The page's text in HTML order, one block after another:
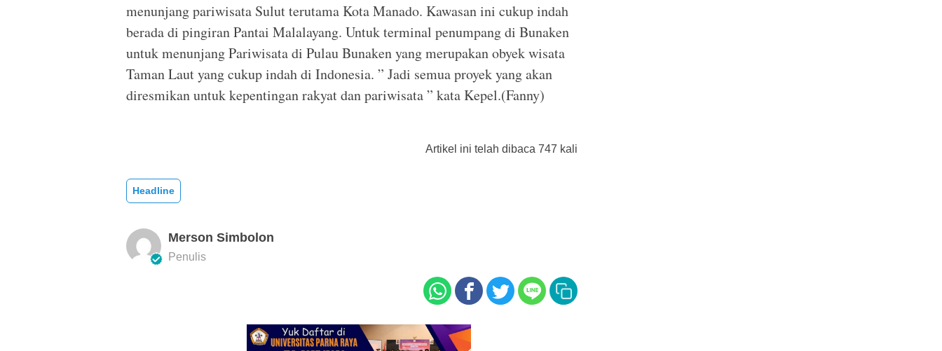
menunjang pariwisata Sulut terutama Kota Manado. Kawasan ini cukup indah
berada di pingiran Pantai Malalayang. Untuk terminal penumpang di Bunaken
untuk menunjang Pariwisata di Pulau Bunaken yang merupakan obyek wisata
Taman Laut yang cukup indah di Indonesia. ” Jadi semua proyek yang akan
diresmikan untuk kepentingan rakyat dan pariwisata ” kata Kepel.(Fanny)
Artikel ini telah dibaca 747 kali
Headline
Merson Simbolon
Penulis